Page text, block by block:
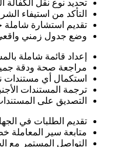
تحديد نوع نقل الكفالة
التأكد من استيفاء
تقديم استشارة شاملة
وضع جدول زمني واقعي
إعداد قائمة شاملة
مراجعة صحة ودقة
استكمال أي مستندات
ترجمة المستندات
التصديق على
تقديم الطلبات في
متابعة سير المعاملة
التواصل المستمر مع